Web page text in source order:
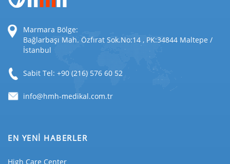
Marmara Bölge:
Bağlarbaşı Mah. Özfırat Sok.No:14 , PK:34844 Maltepe /
İstanbul
Sabit Tel: +90 (216) 576 60 52
EN YENİ HABERLER
High Care Center